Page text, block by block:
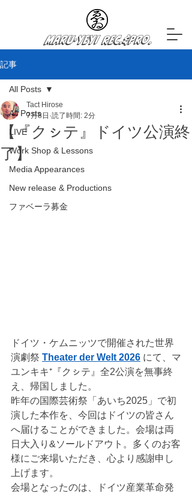
Maru-YeYi Rec.&Pro.
記事
All Posts
LIVE
Work Shop & Lessons
Media Appearances
New release & Productions
ファベーラ募金
All Posts
【『クㇱテ』ドイツ公演終
了】
Tact Hirose
7月8日 読了時間: 2分
ドイツ・ケムニッツで開催された世界
演劇祭 Theater der Welt 2026 にて、マ
ユンキキ⁺『クㇱテ』全2公演を無事終
え、帰国しました。
昨年の国際芸術祭「あいち2025」で初
演した本作を、今回はドイツの皆さん
へ届けることができました。会場は両
日大入り&ソールドアウト。多くのお客
様にご来場いただき、心より感謝申し
上げます。
会場となったのは、ドイツ産業革命発